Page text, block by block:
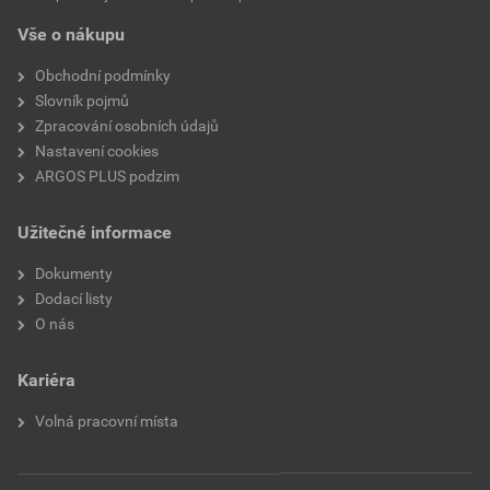
Vše o nákupu
Obchodní podmínky
Slovník pojmů
Zpracování osobních údajů
Nastavení cookies
ARGOS PLUS podzim
Užitečné informace
Dokumenty
Dodací listy
O nás
Kariéra
Volná pracovní místa